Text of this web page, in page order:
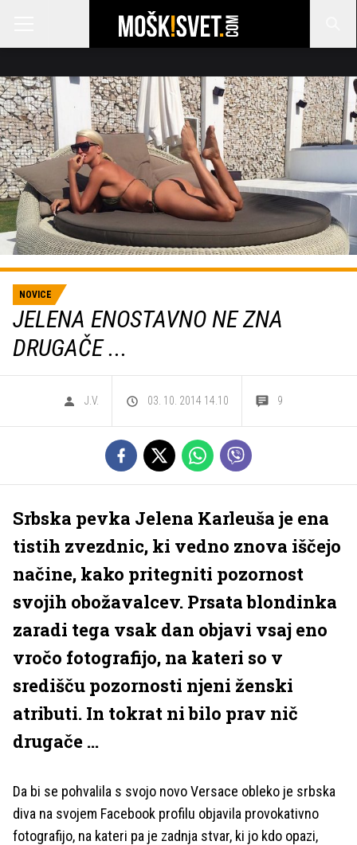
NOVICE
JELENA ENOSTAVNO NE ZNA
DRUGAČE ...
J.V. 03. 10. 2014 14.10 9
Srbska pevka Jelena Karleuša je ena
tistih zvezdnic, ki vedno znova iščejo
načine, kako pritegniti pozornost
svojih obožavalcev. Prsata blondinka
zaradi tega vsak dan objavi vsaj eno
vročo fotografijo, na kateri so v
središču pozornosti njeni ženski
atributi. In tokrat ni bilo prav nič
drugače ...
Da bi se pohvalila s svojo novo Versace obleko je srbska
diva na svojem Facebook profilu objavila provokativno
fotografijo, na kateri pa je zadnja stvar, ki jo kdo opazi,